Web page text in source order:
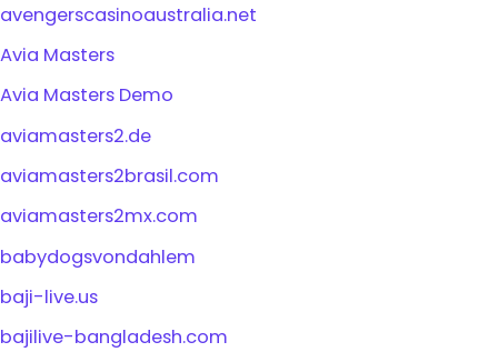
avengerscasinoaustralia.net
Avia Masters
Avia Masters Demo
aviamasters2.de
aviamasters2brasil.com
aviamasters2mx.com
babydogsvondahlem
baji-live.us
bajilive-bangladesh.com